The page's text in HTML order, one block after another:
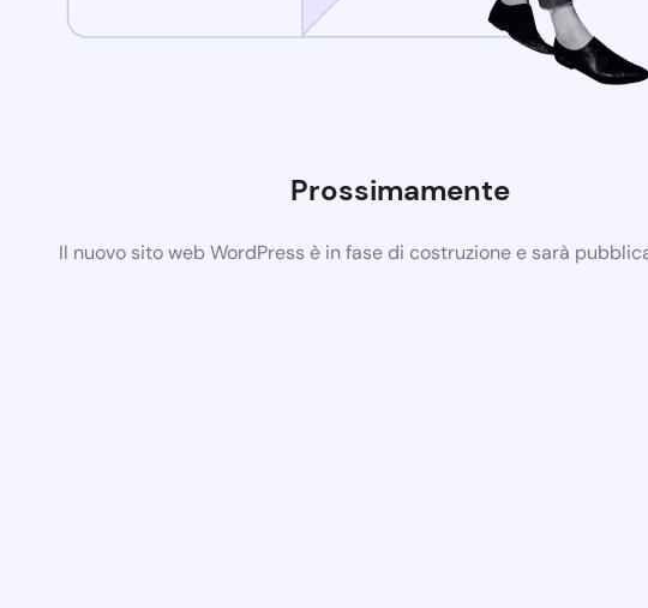
Prossimamente
Il nuovo sito web WordPress è in fase di costruzione e sarà